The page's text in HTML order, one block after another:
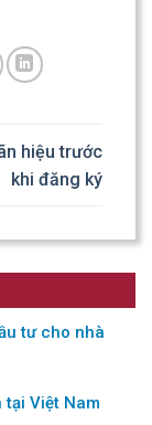
hiệu trước
khi đăng ký
tư cho nhà
Việt Nam